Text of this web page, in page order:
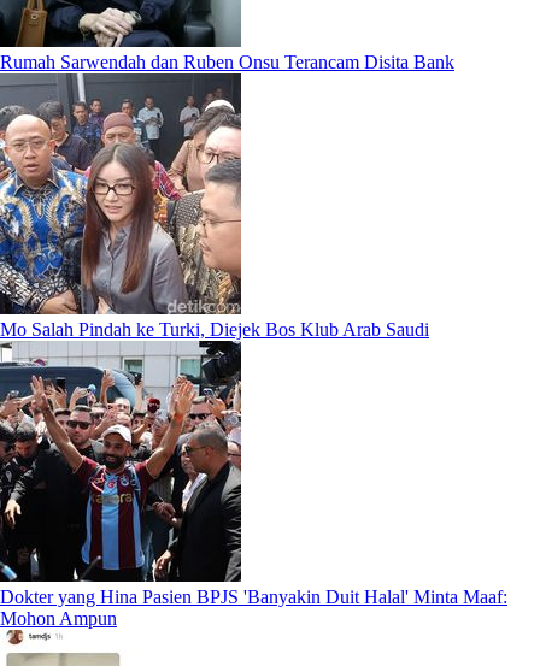
Rumah Sarwendah dan Ruben Onsu Terancam Disita Bank
Mo Salah Pindah ke Turki, Diejek Bos Klub Arab Saudi
Dokter yang Hina Pasien BPJS 'Banyakin Duit Halal' Minta Maaf:
Mohon Ampun